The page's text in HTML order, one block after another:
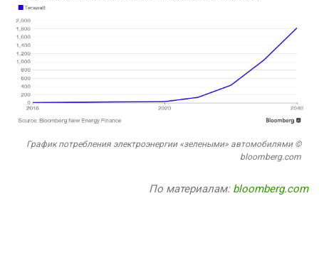
График потребления электроэнергии «зелеными» автомобилями ©
bloomberg.com
По материалам: bloomberg.com